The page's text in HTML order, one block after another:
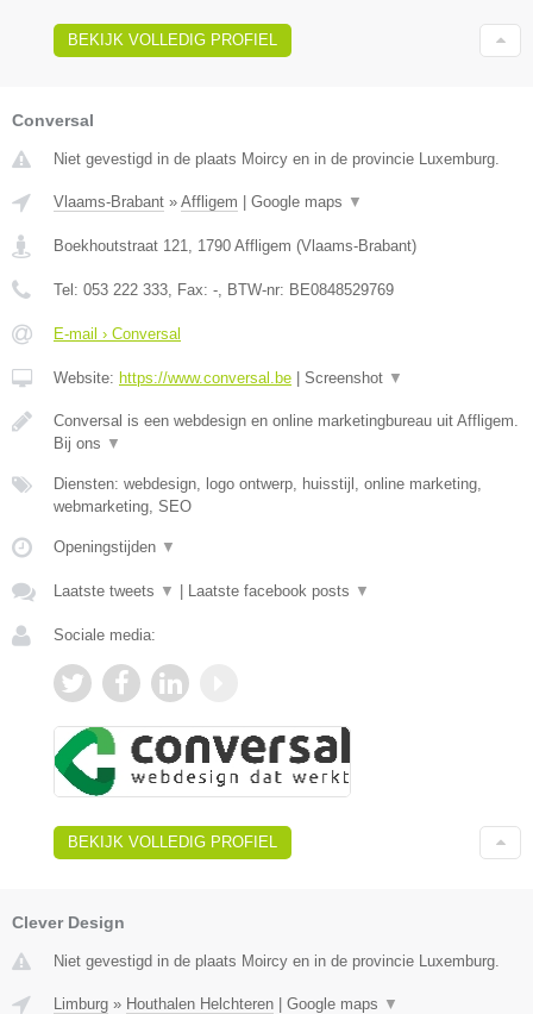
BEKIJK VOLLEDIG PROFIEL
Conversal
Niet gevestigd in de plaats Moircy en in de provincie Luxemburg.
Vlaams-Brabant » Affligem Google maps ▼
Boekhoutstraat 121, 1790 Affligem (Vlaams-Brabant)
Tel: 053 222 333, Fax: -, BTW-nr: BE0848529769
E-mail › Conversal
Website: https://www.conversal.be Screenshot ▼
Conversal is een webdesign en online marketingbureau uit Affligem.
Bij ons ▼
Diensten: webdesign, logo ontwerp, huisstijl, online marketing,
webmarketing, SEO
Openingstijden ▼
Laatste tweets ▼ Laatste facebook posts ▼
Sociale media:
BEKIJK VOLLEDIG PROFIEL
Clever Design
Niet gevestigd in de plaats Moircy en in de provincie Luxemburg.
Limburg » Houthalen Helchteren | Google maps ▼